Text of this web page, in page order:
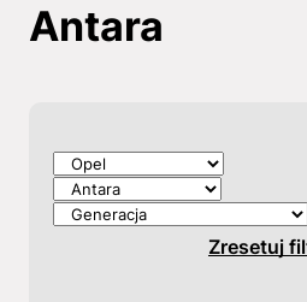
Antara
Zresetuj